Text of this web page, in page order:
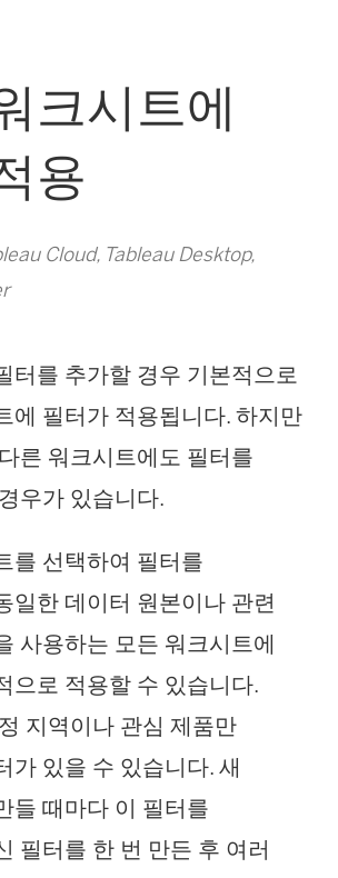
크시트에
용
Cloud, Tableau Desktop,
터를 추가할 경우 기본적으로
에 필터가 적용됩니다. 하지만
른 워크시트에도 필터를
우가 있습니다.
를 선택하여 필터를
일한 데이터 원본이나 관련
사용하는 모든 워크시트에
으로 적용할 수 있습니다.
지역이나 관심 제품만
가 있을 수 있습니다. 새
들 때마다 이 필터를
필터를 한 번 만든 후 여러